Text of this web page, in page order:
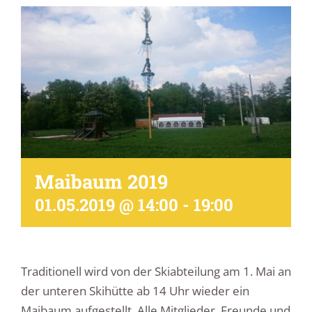
Maibaum 2019
01.05.2019 @ 14:00 - 19:00
Traditionell wird von der Skiabteilung am 1. Mai an
der unteren Skihütte ab 14 Uhr wieder ein